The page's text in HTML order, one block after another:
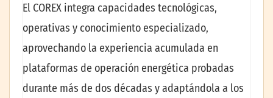
El COREX integra capacidades tecnológicas,
operativas y conocimiento especializado,
aprovechando la experiencia acumulada en
plataformas de operación energética probadas
durante más de dos décadas y adaptándola a los